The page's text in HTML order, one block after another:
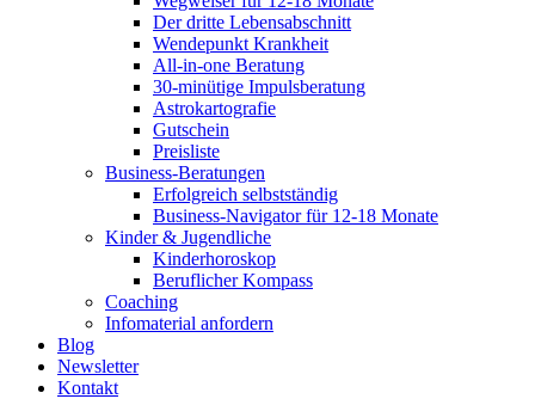
Der dritte Lebensabschnitt
Wendepunkt Krankheit
All-in-one Beratung
30-minütige Impulsberatung
Astrokartografie
Gutschein
Preisliste
Business-Beratungen
Erfolgreich selbstständig
Business-Navigator für 12-18 Monate
Kinder & Jugendliche
Kinderhoroskop
Beruflicher Kompass
Coaching
Infomaterial anfordern
Blog
Newsletter
Kontakt